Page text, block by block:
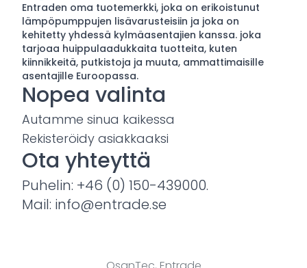
Entraden oma tuotemerkki, joka on erikoistunut
lämpöpumppujen lisävarusteisiin ja joka on
kehitetty yhdessä kylmäasentajien kanssa. joka
tarjoaa huippulaadukkaita tuotteita, kuten
kiinnikkeitä, putkistoja ja muuta, ammattimaisille
asentajille Euroopassa.
Nopea valinta
Autamme sinua kaikessa
Rekisteröidy asiakkaaksi
Ota yhteyttä
Puhelin: +46 (0) 150-439000.
Mail: info@entrade.se